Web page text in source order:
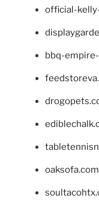
official-
bbq-
oaksofa.com